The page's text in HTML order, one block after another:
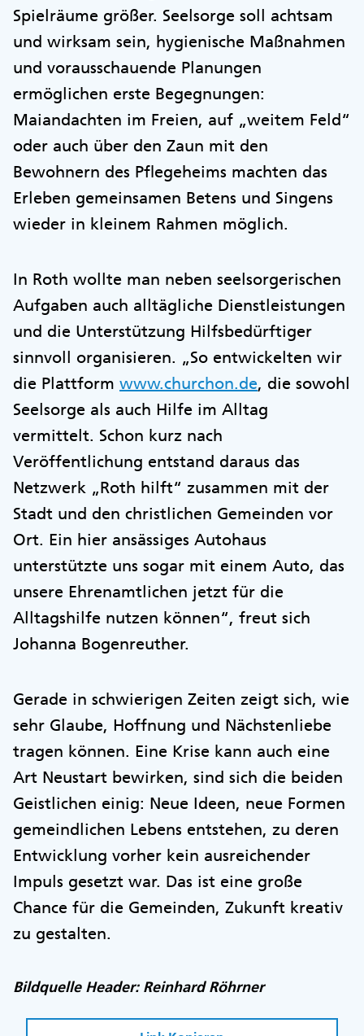
Spielräume größer. Seelsorge soll achtsam
und wirksam sein, hygienische Maßnahmen
und vorausschauende Planungen
ermöglichen erste Begegnungen:
Maiandachten im Freien, auf „weitem Feld“
oder auch über den Zaun mit den
Bewohnern des Pflegeheims machten das
Erleben gemeinsamen Betens und Singens
wieder in kleinem Rahmen möglich.
In Roth wollte man neben seelsorgerischen
Aufgaben auch alltägliche Dienstleistungen
und die Unterstützung Hilfsbedürftiger
sinnvoll organisieren. „So entwickelten wir
die Plattform www.churchon.de, die sowohl
Seelsorge als auch Hilfe im Alltag
vermittelt. Schon kurz nach
Veröffentlichung entstand daraus das
Netzwerk „Roth hilft“ zusammen mit der
Stadt und den christlichen Gemeinden vor
Ort. Ein hier ansässiges Autohaus
unterstützte uns sogar mit einem Auto, das
unsere Ehrenamtlichen jetzt für die
Alltagshilfe nutzen können“, freut sich
Johanna Bogenreuther.
Gerade in schwierigen Zeiten zeigt sich, wie
sehr Glaube, Hoffnung und Nächstenliebe
tragen können. Eine Krise kann auch eine
Art Neustart bewirken, sind sich die beiden
Geistlichen einig: Neue Ideen, neue Formen
gemeindlichen Lebens entstehen, zu deren
Entwicklung vorher kein ausreichender
Impuls gesetzt war. Das ist eine große
Chance für die Gemeinden, Zukunft kreativ
zu gestalten.
Bildquelle Header: Reinhard Röhrner